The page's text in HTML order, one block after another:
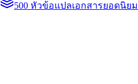
500 หัวข้อแปลเอกสารยอดนิยม